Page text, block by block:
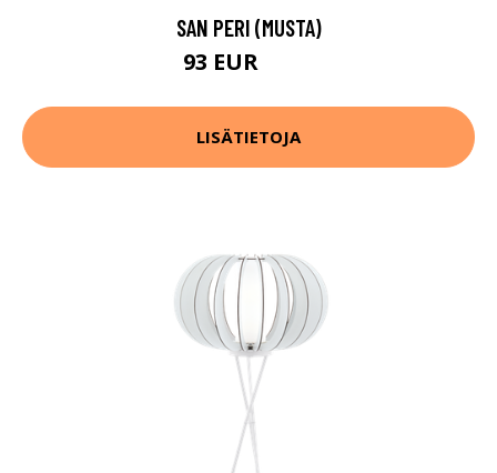
SAN PERI (MUSTA)
93 EUR
LISÄTIETOJA